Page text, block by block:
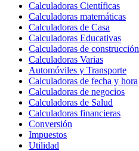
Calculadoras Científicas
Calculadoras matemáticas
Calculadoras de Casa
Calculadoras Educativas
Calculadoras de construcción
Calculadoras Varias
Automóviles y Transporte
Calculadoras de fecha y hora
Calculadoras de negocios
Calculadoras de Salud
Calculadoras financieras
Conversión
Impuestos
Utilidad